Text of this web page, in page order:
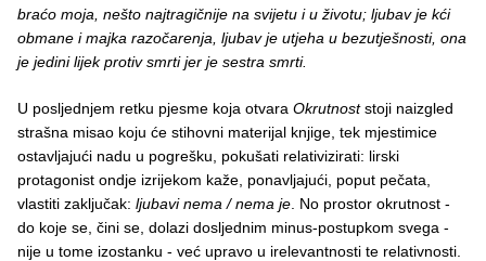
braćo moja, nešto najtragičnije na svijetu i u životu; ljubav je kći
obmane i majka razočarenja, ljubav je utjeha u bezutješnosti, ona
je jedini lijek protiv smrtijer je sestra smrti.
U posljednjem retku pjesme koja otvara Okrutnoststoji naizgled
strašna misao koju će stihovni materijal knjige, tek mjestimice
ostavljajući nadu u pogrešku, pokušati relativizirati: lirski
protagonist ondje izrijekom kaže, ponavljajući, poput pečata,
vlastiti zaključak: ljubavi nema / nema je . No prostor okrutnost -
do koje se, čini se, dolazi dosljednim minus-postupkom svega -
nije u tome izostanku - već upravo u irelevantnosti te relativnosti.